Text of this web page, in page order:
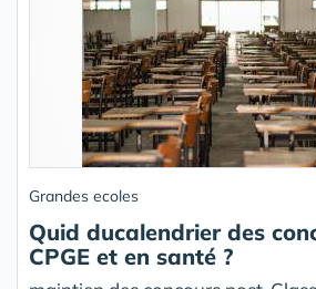
Grandes ecoles
Quid ducalendrier des
CPGE et en santé ?